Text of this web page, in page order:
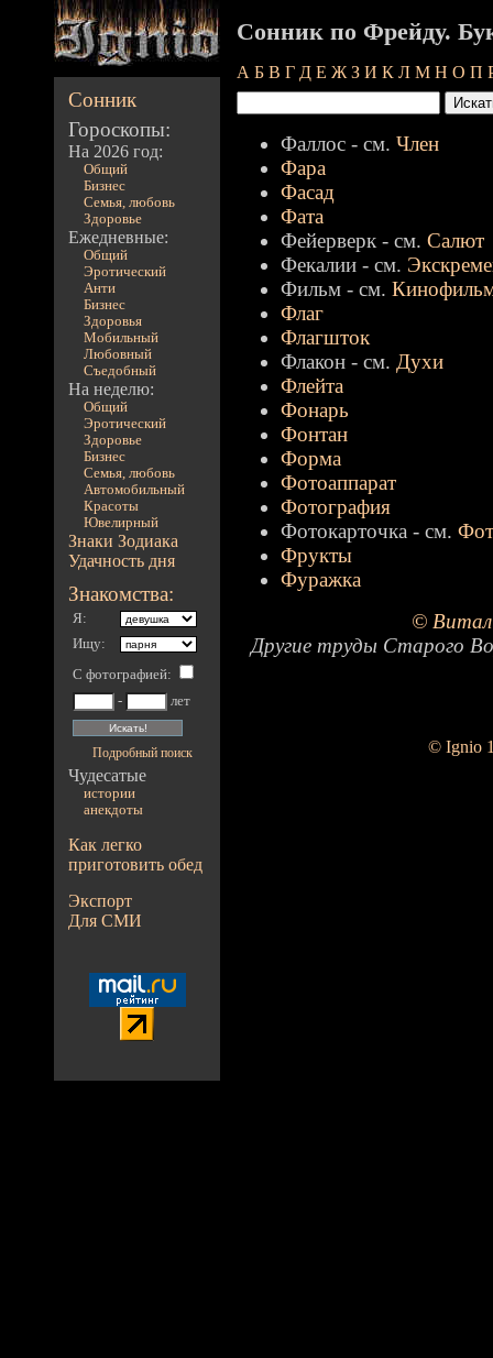
Сонник
Гороскопы:
На 2026 год:
Общий
Бизнес
Семья, любовь
Здоровье
Ежедневные:
Общий
Эротический
Анти
Бизнес
Здоровья
Мобильный
Любовный
Съедобный
На неделю:
Общий
Эротический
Здоровье
Бизнес
Семья, любовь
Автомобильный
Красоты
Ювелирный
Знаки Зодиака
Удачность дня
Знакомства:
Я:
Ищу:
С фотографией:
-
лет
Подробный поиск
Чудесатые
истории
анекдоты
Как легко
приготовить обед
Экспорт
Для СМИ
Сонник по Фрейду.
А Б В Г Д Е Ж З И К Л М Н О П
Фаллос - см. Член
Фара
Фасад
Фата
Фейерверк - см. Салют
Фекалии - см.
Фильм - см.
Флаг
Флагшток
Флакон - см. Духи
Флейта
Фонарь
Фонтан
Форма
Фотоаппарат
Фотография
Фотокарточка - см.
Фрукты
Фуражка
©
Другие труды Старого
© Ignio